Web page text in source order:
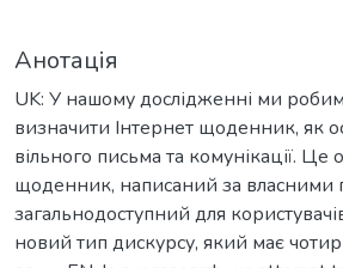
Анотація
UK: У нашому дослідженні ми
визначити Інтернет щоденник, як
вільного письма та комунікації. Це
щоденник, написаний за власними
загальнодоступний для
новий тип дискурсу, який має